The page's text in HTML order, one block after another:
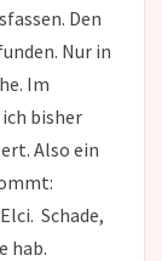
Den
Nur in
Im
bisher
Also ein
Schade,
hab.